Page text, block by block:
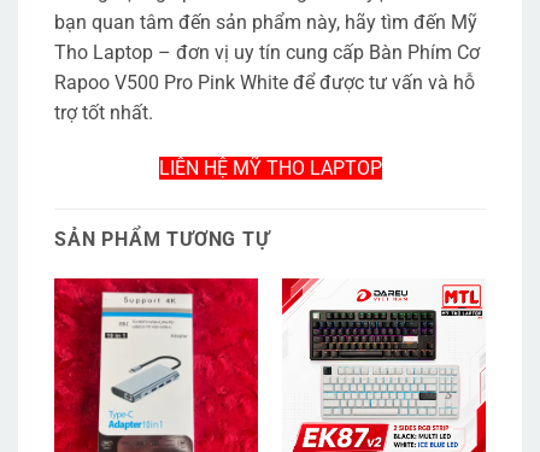
bạn quan tâm đến sản phẩm này, hãy tìm đến Mỹ
Tho Laptop – đơn vị uy tín cung cấp Bàn Phím Cơ
Rapoo V500 Pro Pink White để được tư vấn và hỗ
trợ tốt nhất.
LIÊN HỆ MỸ THO LAPTOP
SẢN PHẨM TƯƠNG TỰ